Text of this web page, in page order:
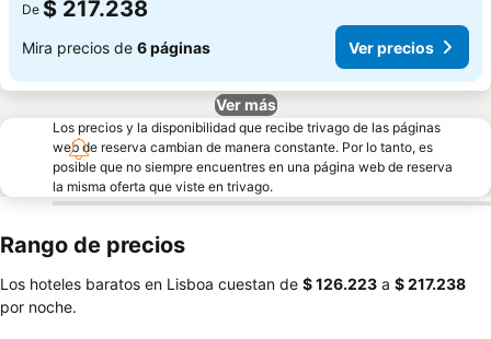
De $ 217.238
Mira precios de 6 páginas Ver precios
Ver más
Los precios y la disponibilidad que recibe trivago de las páginas
web de reserva cambian de manera constante. Por lo tanto, es
posible que no siempre encuentres en una página web de reserva
la misma oferta que viste en trivago.
Rango de precios
Los hoteles baratos en Lisboa cuestan de ‎$ 126.223 a ‎$ 217.238
por noche.